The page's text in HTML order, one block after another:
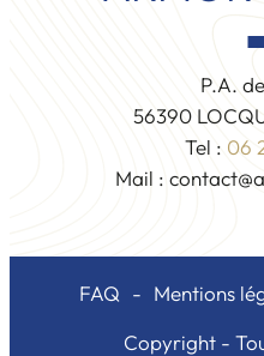
P.A.
56390
Tel : 06
Mail :
FAQ Mentions
Copyright -